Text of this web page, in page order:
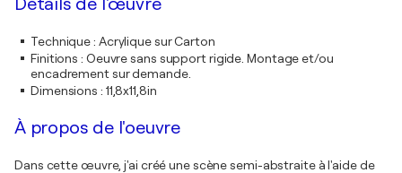
Technique: Acrylique sur Carton
Finitions : Oeuvre sans support rigide. Montage et/ou
encadrement sur demande.
Dimensions : 11,8x11,8in
À propos de l'oeuvre
Dans cette œuvre, j'ai créé une scène semi-abstraite à l'aide de